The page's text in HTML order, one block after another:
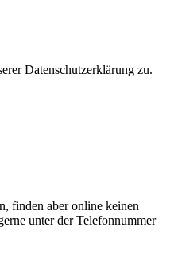
Datenschutz­erklärung zu.
finden aber online keinen
unter der Telefon­nummer